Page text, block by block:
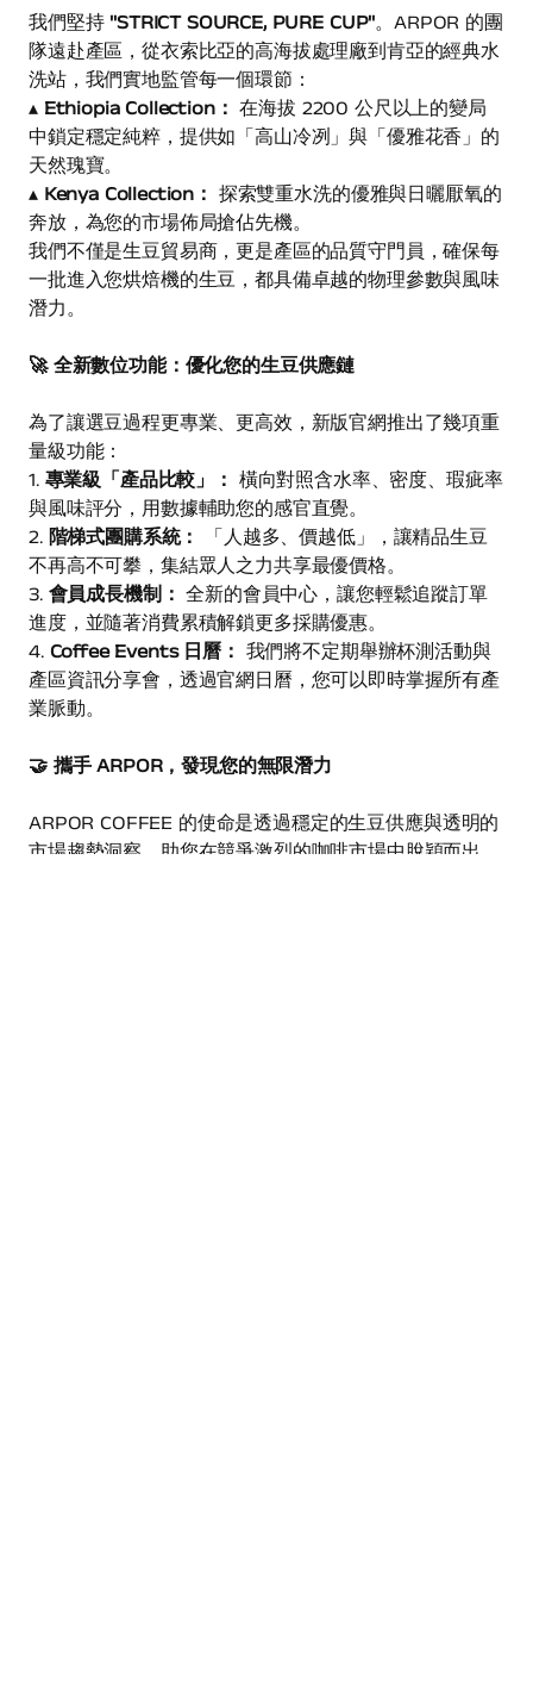
我們堅持 "STRICT SOURCE, PURE CUP"。ARPOR 的團
隊遠赴產區，從衣索比亞的高海拔處理廠到肯亞的經典水
洗站，我們實地監管每一個環節：
▴ Ethiopia Collection： 在海拔 2200 公尺以上的變局
中鎖定穩定純粹，提供如「高山冷冽」與「優雅花香」的
天然瑰寶。
▴ Kenya Collection： 探索雙重水洗的優雅與日曬厭氧的
奔放，為您的市場佈局搶佔先機。
我們不僅是生豆貿易商，更是產區的品質守門員，確保每
一批進入您烘焙機的生豆，都具備卓越的物理參數與風味
潛力。
🚀 全新數位功能：優化您的生豆供應鏈
為了讓選豆過程更專業、更高效，新版官網推出了幾項重
量級功能：
1. 專業級「產品比較」： 橫向對照含水率、密度、瑕疵率
與風味評分，用數據輔助您的感官直覺。
2. 階梯式團購系統：
「人越多、價越低」，讓精品生豆
不再高不可攀，集結眾人之力共享最優價格。
3. 會員成長機制： 全新的會員中心，讓您輕鬆追蹤訂單
進度，並隨著消費累積解鎖更多採購優惠。
4. Coffee Events 日曆： 我們將不定期舉辦杯測活動與
產區資訊分享會，透過官網日曆，您可以即時掌握所有產
業脈動。
🤝 攜手 ARPOR，發現您的無限潛力
ARPOR COFFEE 的使命是透過穩定的生豆供應與透明的
市場趨勢洞察，助您在競爭激烈的咖啡市場中脫穎而出。